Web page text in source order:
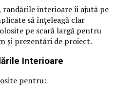
interioare îi ajută pe
să înțeleagă clar
pe scară largă pentru
și prezentări de proiect.
Interioare
pentru: